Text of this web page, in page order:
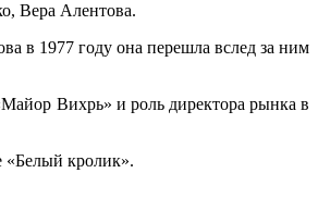
Вера Алентова.
в 1977 году она перешла вслед за ним
Вихрь» и роль директора рынка в
«Белый кролик».